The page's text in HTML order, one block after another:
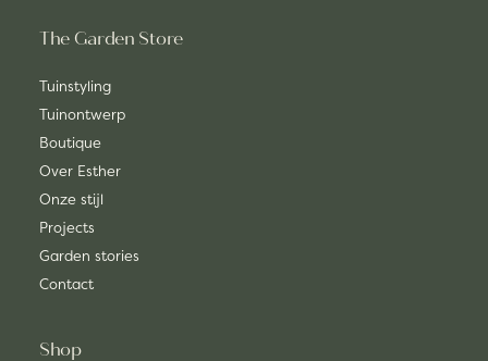
The Garden Store
Tuinstyling
Tuinontwerp
Boutique
Over Esther
Onze stijl
Projects
Garden stories
Contact
Shop